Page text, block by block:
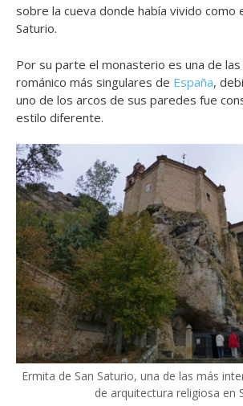
sobre la cueva donde había vivido como
Saturio.
Por su parte el monasterio es una de
románico más singulares de España,
uno de los arcos de sus paredes fue
estilo diferente.
Ermita de San Saturio, una de las más
de arquitectura religiosa en